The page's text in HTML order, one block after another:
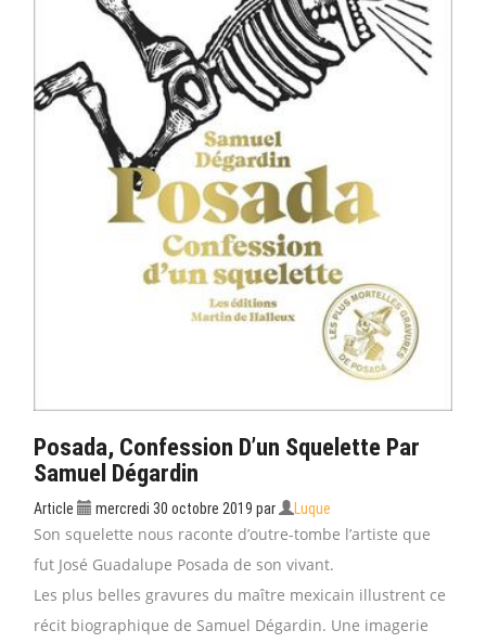
Posada, Confession D’un Squelette Par
Samuel Dégardin
Article mercredi 30 octobre 2019 par Luque
Son squelette nous raconte d’outre-tombe l’artiste que
fut José Guadalupe Posada de son vivant.
Les plus belles gravures du maître mexicain illustrent ce
récit biographique de Samuel Dégardin. Une imagerie